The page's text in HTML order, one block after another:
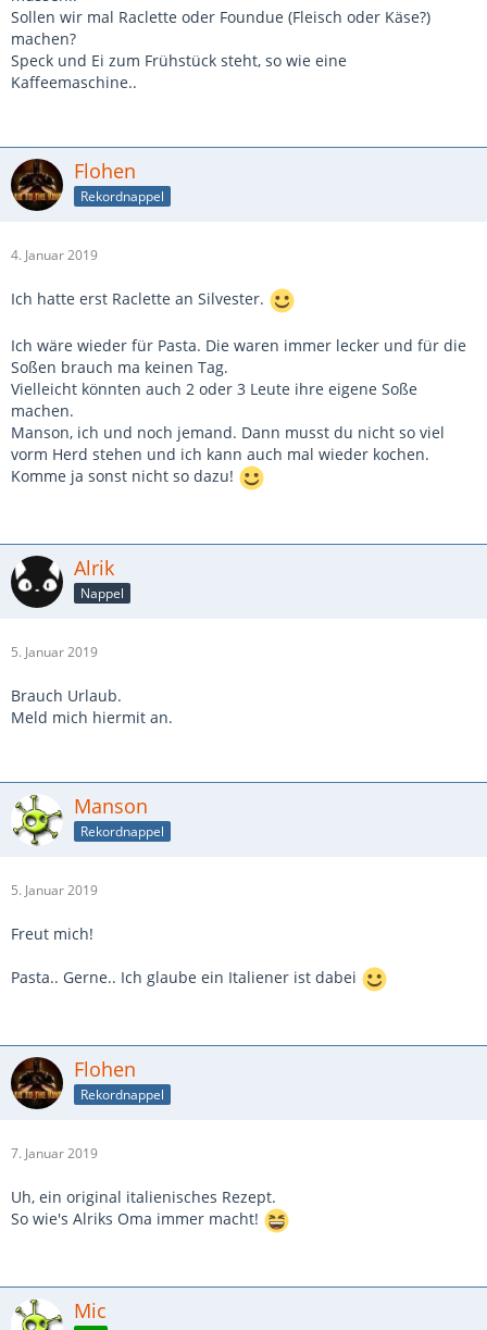
Sollen wir mal Raclette oder Foundue (Fleisch oder Käse?)
machen?
Speck und Ei zum Frühstück steht, so wie eine
Kaffeemaschine..
Flohen
Rekordnappel
4. Januar 2019
Ich hatte erst Raclette an Silvester.
Ich wäre wieder für Pasta. Die waren immer lecker und für die
Soßen brauch ma keinen Tag.
Vielleicht könnten auch 2 oder 3 Leute ihre eigene Soße
machen.
Manson, ich und noch jemand. Dann musst du nicht so viel
vorm Herd stehen und ich kann auch mal wieder kochen.
Komme ja sonst nicht so dazu!
Alrik
Nappel
5. Januar 2019
Brauch Urlaub.
Meld mich hiermit an.
Manson
Rekordnappel
5. Januar 2019
Freut mich!
Pasta.. Gerne.. Ich glaube ein Italiener ist dabei
Flohen
Rekordnappel
7. Januar 2019
Uh, ein original italienisches Rezept.
So wie's Alriks Oma immer macht!
Mic